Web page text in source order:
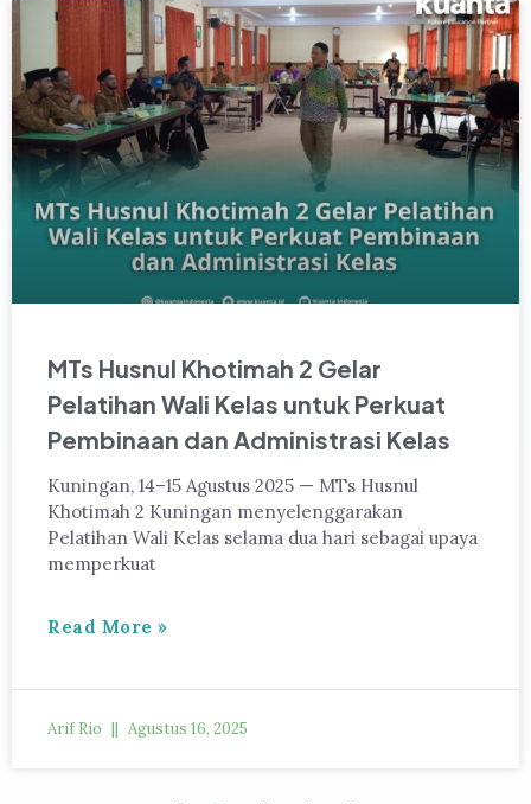
MTs Husnul Khotimah 2 Gelar
Pelatihan Wali Kelas untuk Perkuat
Pembinaan dan Administrasi Kelas
Kuningan, 14–15 Agustus 2025 — MTs Husnul
Khotimah 2 Kuningan menyelenggarakan
Pelatihan Wali Kelas selama dua hari sebagai upaya
memperkuat
Read More »
Arif Rio Agustus 16, 2025